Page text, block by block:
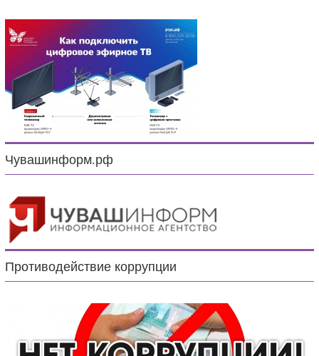
Чувашинформ.рф
Противодействие коррупции